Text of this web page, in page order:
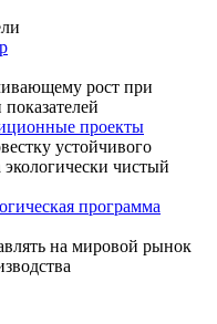
рост при
проекты
устойчивого
чистый
программа
на мировой рынок